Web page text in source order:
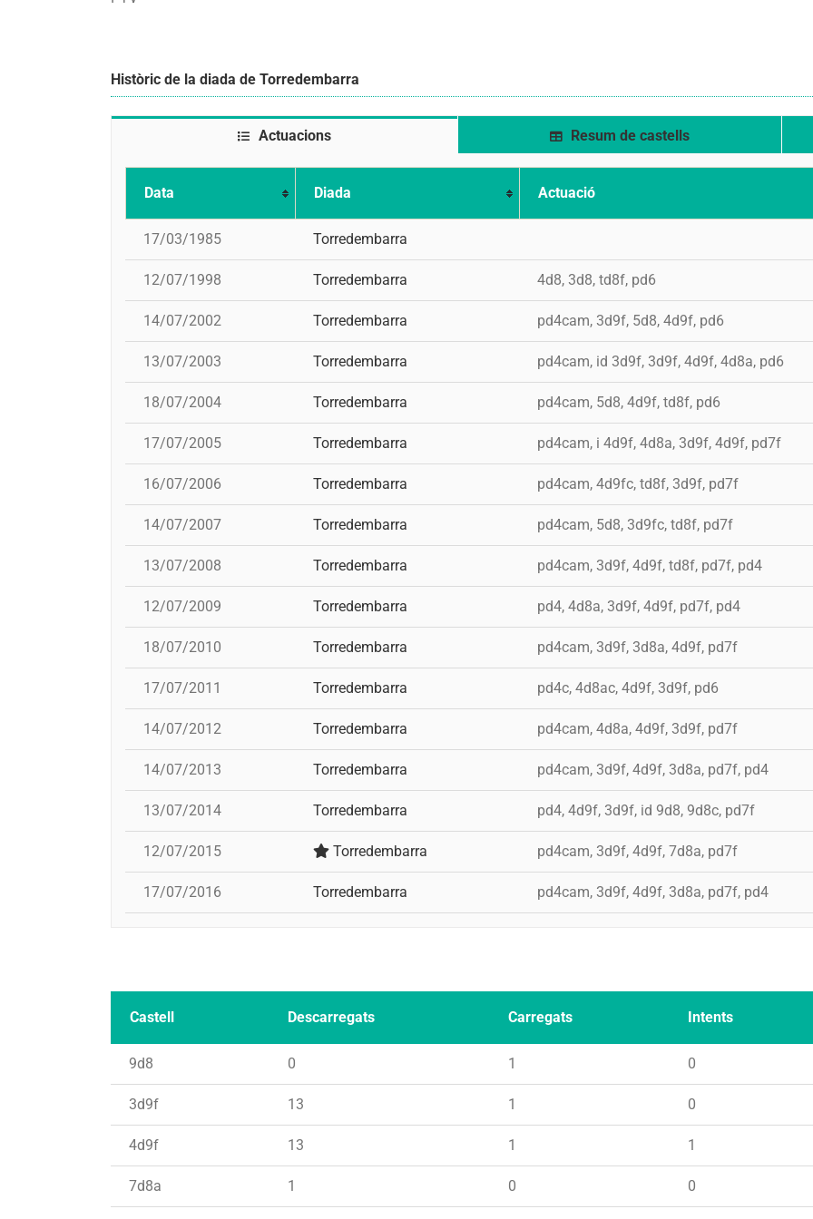
Històric de la diada de Torredembarra
Actuacions Resum de castells
Data Diada Actuació
17/03/1985 Torredembarra
12/07/1998 Torredembarra 4d8, 3d8, td8f, pd6
14/07/2002 Torredembarra pd4cam, 3d9f, 5d8, 4d9f, pd6
13/07/2003 Torredembarra pd4cam, id 3d9f, 3d9f, 4d9f, 4d8a, pd6
18/07/2004 Torredembarra pd4cam, 5d8, 4d9f, td8f, pd6
17/07/2005 Torredembarra pd4cam, i 4d9f, 4d8a, 3d9f, 4d9f, pd7f
16/07/2006 Torredembarra pd4cam, 4d9fc, td8f, 3d9f, pd7f
14/07/2007 Torredembarra pd4cam, 5d8, 3d9fc, td8f, pd7f
13/07/2008 Torredembarra pd4cam, 3d9f, 4d9f, td8f, pd7f, pd4
12/07/2009 Torredembarra pd4, 4d8a, 3d9f, 4d9f, pd7f, pd4
18/07/2010 Torredembarra pd4cam, 3d9f, 3d8a, 4d9f, pd7f
17/07/2011 Torredembarra pd4c, 4d8ac, 4d9f, 3d9f, pd6
14/07/2012 Torredembarra pd4cam, 4d8a, 4d9f, 3d9f, pd7f
14/07/2013 Torredembarra pd4cam, 3d9f, 4d9f, 3d8a, pd7f, pd4
13/07/2014 Torredembarra pd4, 4d9f, 3d9f, id 9d8, 9d8c, pd7f
12/07/2015 Torredembarra pd4cam, 3d9f, 4d9f, 7d8a, pd7f
17/07/2016 Torredembarra pd4cam, 3d9f, 4d9f, 3d8a, pd7f, pd4
Castell Descarregats Carregats Intents
9d8 0 1 0
3d9f 13 1 0
4d9f 13 1 1
7d8a 1 0 0